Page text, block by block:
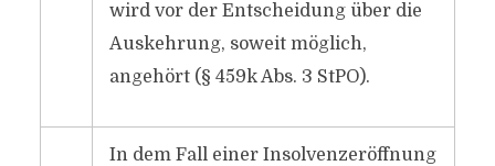
wird vor der Entscheidung über die
Auskehrung, soweit möglich,
angehört (§ 459k Abs. 3 StPO).
In dem Fall einer Insolvenzeröffnung